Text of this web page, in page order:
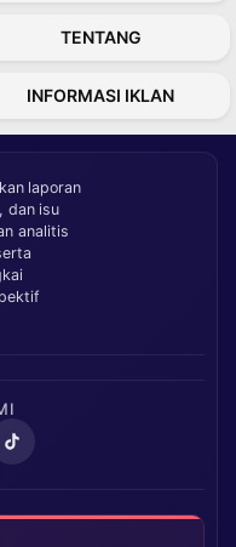
TENTANG
INFORMASI IKLAN
laporan
dan isu
analitis